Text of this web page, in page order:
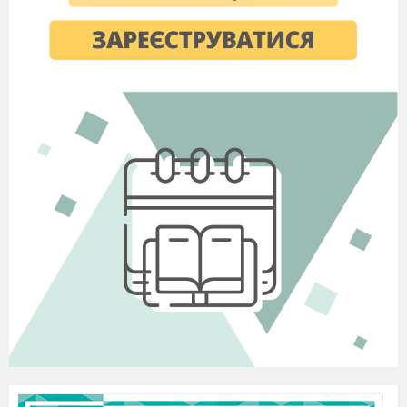
a)glicocalix; b)citoschelet; c)perete celular;
d)membrana nucleară.
6. Pătrunderea substanţelor prin membrană fără
consum de energie: a)difuzia; b)fagocitoza;
7. Cine a introdus termenul „celula”: a)S.
Vinogradski; b)R. Hooke; c)L. Margulis; d)G.
Zolotarev.
8. Pentru asigurarea celulelor vertebratelor cu
oxigen este necesar elementul chimic: a)Sodiu;
b)Fosfor; c)Fierul; d)Calciul.
9. Printre organismele numite chemosinteza este
efectuată de: a)pogonofori; b)bacterii lactice; c)
stridii; d) bacterii nitrificatoare.
10. La procariote aparţin: a)cianobacteriile;
b)plantele; c) ciupercile; d) animalele.
11. Indicaţi succesiunea corectă a etapelor